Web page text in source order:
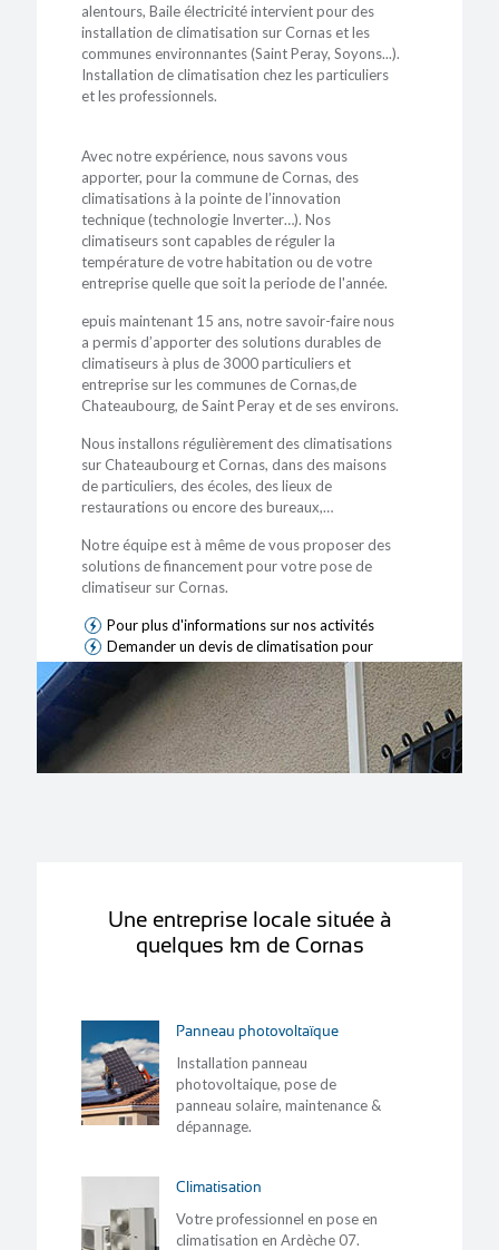
alentours, Baile électricité intervient pour des
installation de climatisation sur Cornas et les
communes environnantes (Saint Peray, Soyons...).
Installation de climatisation chez les particuliers
et les professionnels.
Avec notre expérience, nous savons vous
apporter, pour la commune de Cornas, des
climatisations à la pointe de l’innovation
technique (technologie Inverter…). Nos
climatiseurs sont capables de réguler la
température de votre habitation ou de votre
entreprise quelle que soit la periode de l'année.
epuis maintenant 15 ans, notre savoir-faire nous
a permis d’apporter des solutions durables de
climatiseurs à plus de 3000 particuliers et
entreprise sur les communes de Cornas,de
Chateaubourg, de Saint Peray et de ses environs.
Nous installons régulièrement des climatisations
sur Chateaubourg et Cornas, dans des maisons
de particuliers, des écoles, des lieux de
restaurations ou encore des bureaux,…
Notre équipe est à même de vous proposer des
solutions de financement pour votre pose de
climatiseur sur Cornas.
Pour plus d'informations sur nos activités
Demander un devis de climatisation pour
Cornas
Une entreprise locale située à
quelques km de Cornas
Panneau photovoltaïque
Installation panneau
photovoltaique, pose de
panneau solaire, maintenance &
dépannage.
Climatisation
Votre professionnel en pose en
climatisation en Ardèche 07.